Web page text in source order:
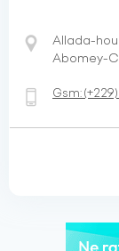
Allada-
Abomey-
Gsm:(+229)